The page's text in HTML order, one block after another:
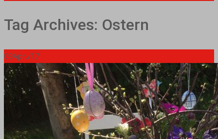
Tag Archives: Ostern
09Apr./17